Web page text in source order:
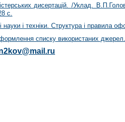
дисертацій. /Уклад.
с.
і техніки. Структура і правила
списку використаних джерел.